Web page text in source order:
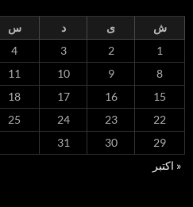
ش ی د س
1
2
3
4
8
9
10
11
15
16
17
18
22
23
24
25
29
30
31
« اکتبر